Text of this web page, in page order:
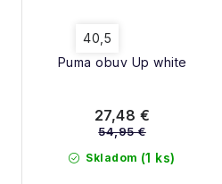
Puma obuv Up white
40,5
Skladom (1 ks)
27,48 €
54,95 €